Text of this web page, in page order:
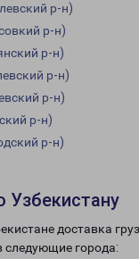
р-н)
р-н)
р-н)
р-н)
р-н)
р-н)
р-н)
Узбекистану
доставка
следующие города: